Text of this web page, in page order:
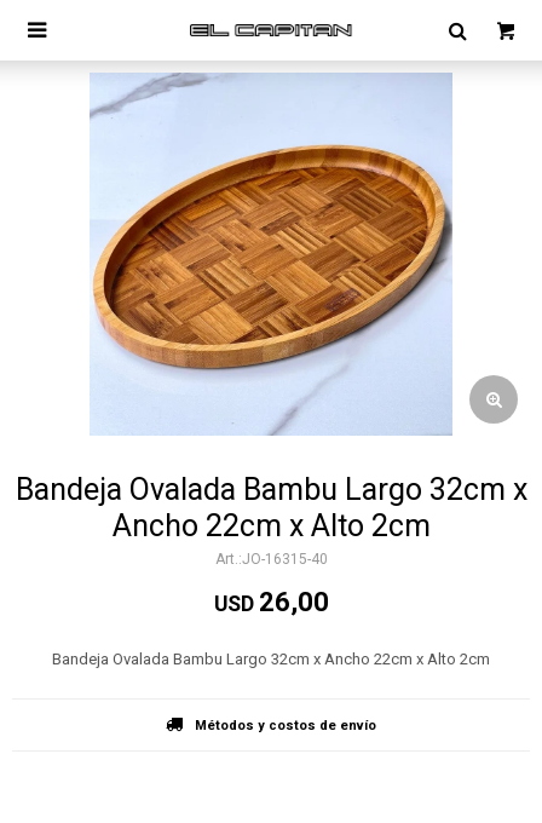

Bandeja Ovalada Bambu Largo 32cm x
Ancho 22cm x Alto 2cm
JO-16315-40
USD 26,00
Bandeja Ovalada Bambu Largo 32cm x Ancho 22cm x Alto 2cm
Métodos y costos de envío